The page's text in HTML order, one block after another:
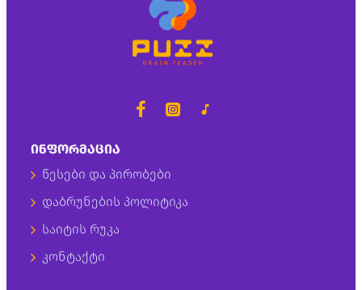
ᲘᲜᲤᲝᲠᲛᲐᲪᲘᲐ
წესები და პირობები
დაბრუნების პოლიტიკა
საიტის რუკა
კონტაქტი